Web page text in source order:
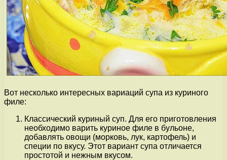
Вот несколько интересных вариаций супа из куриного
филе:
Классический куриный суп. Для его приготовления
необходимо варить куриное филе в бульоне,
добавлять овощи (морковь, лук, картофель) и
специи по вкусу. Этот вариант супа отличается
простотой и нежным вкусом.